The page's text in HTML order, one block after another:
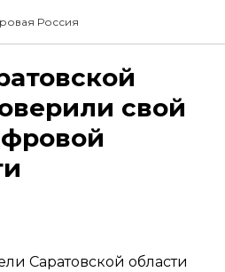
Россия
свой
Саратовской области